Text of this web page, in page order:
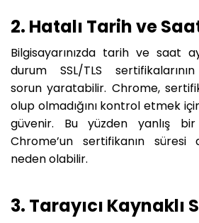
2. Hatalı Tarih ve
Bilgisayarınızda tarih ve saat
durum SSL/TLS
sorun yaratabilir. Chrome,
olup olmadığını kontrol etmek
güvenir. Bu yüzden yanlış
Chrome’un sertifikanın süresi
neden olabilir.
3. Tarayıcı Kaynaklı